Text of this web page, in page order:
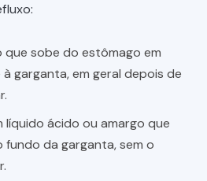
que sobe do estômago em
garganta, em geral depois de
líquido ácido ou amargo que
da garganta, sem o